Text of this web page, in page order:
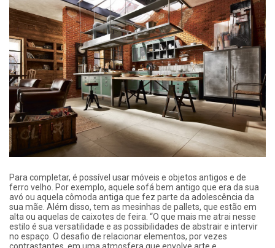
Para completar, é possível usar móveis e objetos antigos e de
ferro velho. Por exemplo, aquele sofá bem antigo que era da sua
avó ou aquela cômoda antiga que fez parte da adolescência da
sua mãe. Além disso, tem as mesinhas de pallets, que estão em
alta ou aquelas de caixotes de feira. “O que mais me atrai nesse
estilo é sua versatilidade e as possibilidades de abstrair e intervir
no espaço. O desafio de relacionar elementos, por vezes